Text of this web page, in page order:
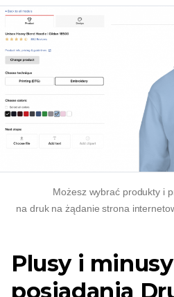
Możesz wybrać produkty i
na druk na żądanie strona
Plusy i minusy
posiadania